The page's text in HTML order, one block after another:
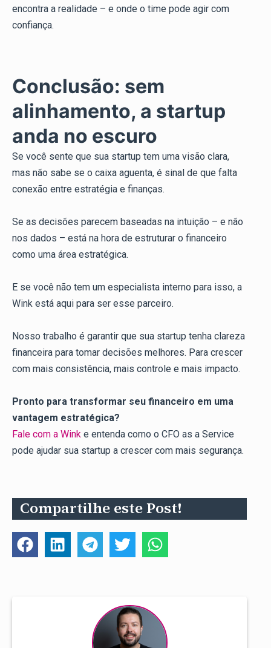
encontra a realidade – e onde o time pode agir com
confiança.
Conclusão: sem
alinhamento, a startup
anda no escuro
Se você sente que sua startup tem uma visão clara,
mas não sabe se o caixa aguenta, é sinal de que falta
conexão entre estratégia e finanças.
Se as decisões parecem baseadas na intuição – e não
nos dados – está na hora de estruturar o financeiro
como uma área estratégica.
E se você não tem um especialista interno para isso, a
Wink está aqui para ser esse parceiro.
Nosso trabalho é garantir que sua startup tenha clareza
financeira para tomar decisões melhores. Para crescer
com mais consistência, mais controle e mais impacto.
Pronto para transformar seu financeiro em uma
vantagem estratégica?
Fale com a Wink e entenda como o CFO as a Service
pode ajudar sua startup a crescer com mais segurança.
Compartilhe este Post!